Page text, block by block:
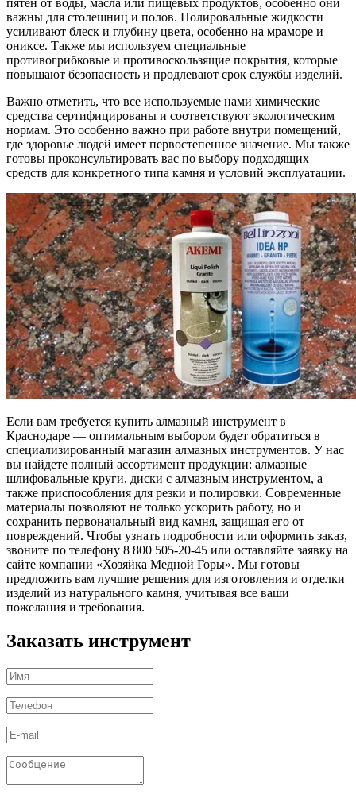
пятен от воды, масла или пищевых продуктов, особенно они
важны для столешниц и полов. Полировальные жидкости
усиливают блеск и глубину цвета, особенно на мраморе и
ониксе. Также мы используем специальные
противогрибковые и противоскользящие покрытия, которые
повышают безопасность и продлевают срок службы изделий.
Важно отметить, что все используемые нами химические
средства сертифицированы и соответствуют экологическим
нормам. Это особенно важно при работе внутри помещений,
где здоровье людей имеет первостепенное значение. Мы также
готовы проконсультировать вас по выбору подходящих
средств для конкретного типа камня и условий эксплуатации.
Если вам требуется купить алмазный инструмент в
Краснодаре — оптимальным выбором будет обратиться в
специализированный магазин алмазных инструментов. У нас
вы найдете полный ассортимент продукции: алмазные
шлифовальные круги, диски с алмазным инструментом, а
также приспособления для резки и полировки. Современные
материалы позволяют не только ускорить работу, но и
сохранить первоначальный вид камня, защищая его от
повреждений. Чтобы узнать подробности или оформить заказ,
звоните по телефону 8 800 505-20-45 или оставляйте заявку на
сайте компании «Хозяйка Медной Горы». Мы готовы
предложить вам лучшие решения для изготовления и отделки
изделий из натурального камня, учитывая все ваши
пожелания и требования.
Заказать инструмент